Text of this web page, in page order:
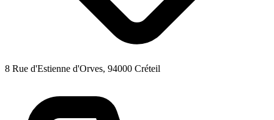
8 Rue d'Estienne d'Orves, 94000 Créteil